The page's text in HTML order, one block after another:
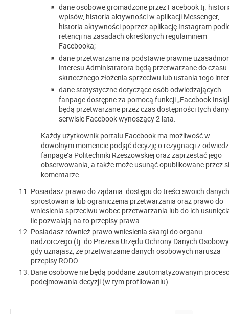
dane osobowe gromadzone przez Facebook tj.
wpisów, historia aktywności w aplikacji Messenger,
historia aktywności poprzez aplikację Instagram
retencji na zasadach określonych regulaminem
Facebooka;
dane przetwarzane na podstawie prawnie
interesu Administratora będą przetwarzane do czasu
skutecznego złożenia sprzeciwu lub ustania tego
dane statystyczne dotyczące osób odwiedzających
fanpage dostępne za pomocą funkcji „Facebook
będą przetwarzane przez czas dostępności tych
serwisie Facebook wynoszący 2 lata.
Każdy użytkownik portalu Facebook ma możliwość w
dowolnym momencie podjąć decyzję o rezygnacji z
fanpage’a Politechniki Rzeszowskiej oraz zaprzestać jego
obserwowania, a także może usunąć opublikowane przez
komentarze.
Posiadasz prawo do żądania: dostępu do treści swoich
sprostowania lub ograniczenia przetwarzania oraz prawo do
wniesienia sprzeciwu wobec przetwarzania lub do ich
ile pozwalają na to przepisy prawa.
Posiadasz również prawo wniesienia skargi do organu
nadzorczego (tj. do Prezesa Urzędu Ochrony Danych
gdy uznajasz, że przetwarzanie danych osobowych narusza
przepisy RODO.
Dane osobowe nie będą poddane zautomatyzowanym
podejmowania decyzji (w tym profilowaniu).